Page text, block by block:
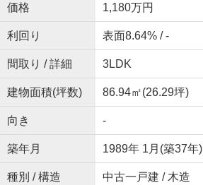
価格 1,180万円
利回り 表面8.64% / -
間取り / 詳細 3LDK
建物面積(坪数) 86.94㎡(26.29坪)
向き -
築年月 1989年 1月(築37年)
種別 / 構造 中古一戸建 / 木造